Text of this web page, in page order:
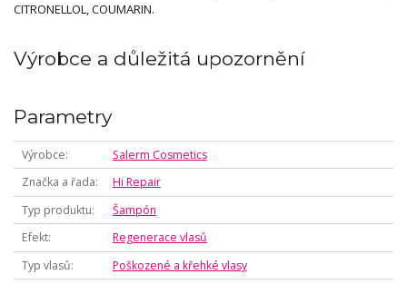
CITRONELLOL, COUMARIN.
Výrobce a důležitá upozornění
Parametry
Výrobce
Salerm Cosmetics
Značka a řada
Hi Repair
Typ produktu
Šampón
Efekt
Regenerace vlasů
Typ vlasů
Poškozené a křehké vlasy